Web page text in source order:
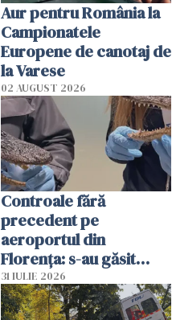
Aur pentru România la
Campionatele
Europene de canotaj de
la Varese
02 AUGUST 2026
Controale fără
precedent pe
aeroportul din
Florența: s-au găsit
capete de aligator și o
sumă imensă de bani
31 IULIE 2026